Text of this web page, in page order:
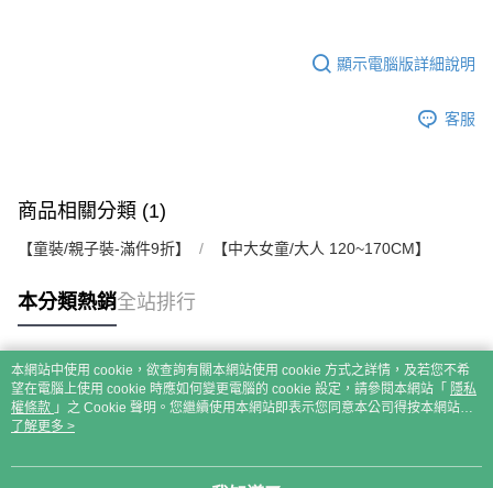
顯示電腦版詳細說明
客服
商品相關分類 (1)
【童裝/親子裝-滿件9折】 【中大女童/大人 120~170CM】
本分類熱銷全站排行
熱門標籤
本網站中使用 cookie，欲查詢有關本網站使用 cookie 方式之詳情，及若您不希
望在電腦上使用 cookie 時應如何變更電腦的 cookie 設定，請參閱本網站「 隱私
權條款 」之 Cookie 聲明。您繼續使用本網站即表示您同意本公司得按本網站使
用條款之 Cookie 聲明使用 cookie。
了解更多 >